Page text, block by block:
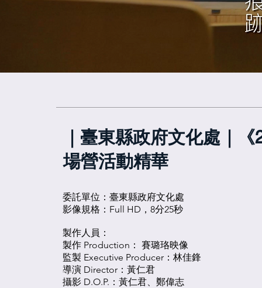
｜臺東縣政府文化處｜
場營活動精華
委託單位：臺東縣政府文化處
影像規格：Full HD，8分25秒
製作人員：
製作 Production： 賽璐珞映像
監製 Executive Producer：林佳鋒
導演 Director：黃仁君
攝影 D.O.P.：黃仁君、鄭偉志